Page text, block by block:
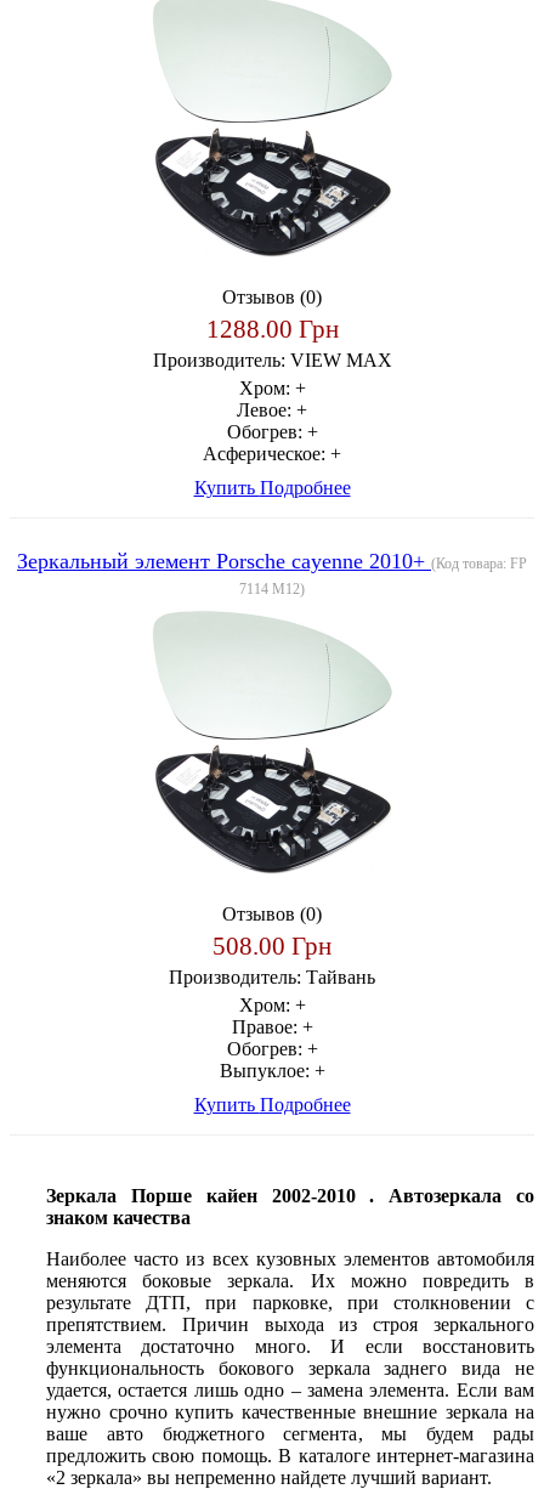
Отзывов (0)
1288.00 Грн
Производитель: VIEW MAX
Хром: +
Левое: +
Обогрев: +
Асферическое: +
Купить Подробнее
Зеркальный элемент Porsche cayenne 2010+ (Код товара: FP
7114 M12)
Отзывов (0)
508.00 Грн
Производитель: Тайвань
Хром: +
Правое: +
Обогрев: +
Выпуклое: +
Купить Подробнее
Зеркала Порше кайен 2002-2010 . Автозеркала со
знаком качества
Наиболее часто из всех кузовных элементов автомобиля
меняются боковые зеркала. Их можно повредить в
результате ДТП, при парковке, при столкновении с
препятствием. Причин выхода из строя зеркального
элемента достаточно много. И если восстановить
функциональность бокового зеркала заднего вида не
удается, остается лишь одно – замена элемента. Если вам
нужно срочно купить качественные внешние зеркала на
ваше авто бюджетного сегмента, мы будем рады
предложить свою помощь. В каталоге интернет-магазина
«2 зеркала» вы непременно найдете лучший вариант.